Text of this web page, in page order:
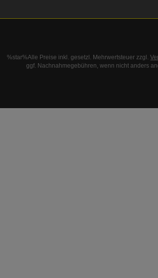
%star%Alle Preise inkl. gesetzl. Mehrwertsteuer zzgl.
ggf. Nachnahmegebühren, wenn nicht anders